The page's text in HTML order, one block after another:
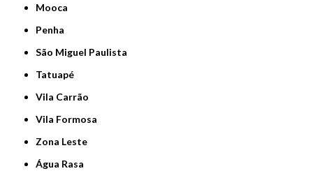
Mooca
Penha
São Miguel Paulista
Tatuapé
Vila Carrão
Vila Formosa
Zona Leste
Água Rasa